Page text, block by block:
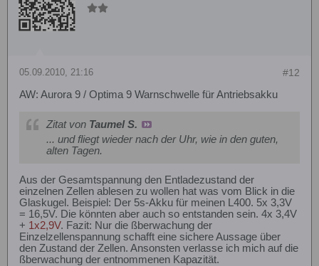
#12
05.09.2010, 21:16
AW: Aurora 9 / Optima 9 Warnschwelle für Antriebsakku
Zitat von Taumel S.
... und fliegt wieder nach der Uhr, wie in den guten,
alten Tagen.
Aus der Gesamtspannung den Entladezustand der
einzelnen Zellen ablesen zu wollen hat was vom Blick in die
Glaskugel. Beispiel: Der 5s-Akku für meinen L400. 5x 3,3V
= 16,5V. Die könnten aber auch so entstanden sein. 4x 3,4V
+ 1x2,9V. Fazit: Nur die ßberwachung der
Einzelzellenspannung schafft eine sichere Aussage über
den Zustand der Zellen. Ansonsten verlasse ich mich auf die
ßberwachung der entnommenen Kapazität.